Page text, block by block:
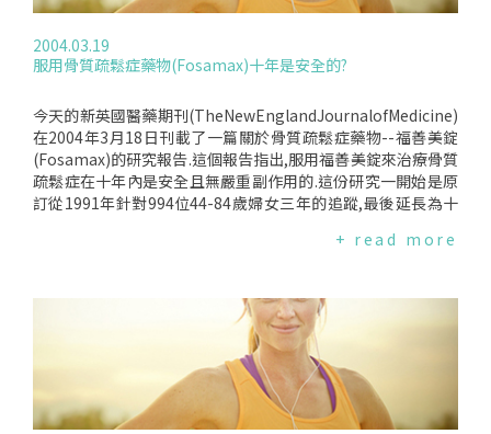
2004.03.19
服用骨質疏鬆症藥物(Fosamax)十年是安全的?
今天的新英國醫藥期刊(TheNewEnglandJournalofMedicine)
在2004年3月18日刊載了一篇關於骨質疏鬆症藥物--福善美錠
(Fosamax)的研究報告.這個報告指出,服用福善美錠來治療骨質
疏鬆症在十年內是安全且無嚴重副作用的.這份研究一開始是原
訂從1991年針對994位44-84歲婦女三年的追蹤,最後延長為十
0、20豪克的福善美錠或安慰劑.發現腰椎的骨質密度增加13.
題、或血液中鈣濃度過低者則不適合使用.然而專家們對此研究
結果仍有許多質疑.由於這項研究是由藥商自己(Merck&Co)委
託所做的研究,且參與人數從一開始的994人到最後只剩下247
人,人數太少,且這其中是否有選擇性的偏頗是懷疑之一.再者,由
於這十年所追蹤測量的只是骨頭的密度,在報告中並無顯示出任
何與骨折的直接關係.除了一些重要問題尚未得到答案之外,在一
+ read more